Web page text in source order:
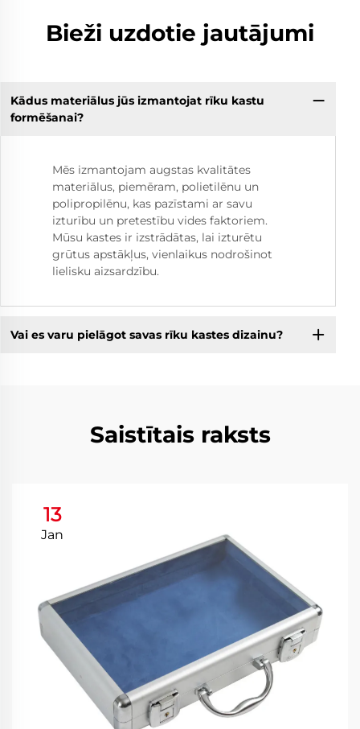
Bieži uzdotie jautājumi
Kādus materiālus jūs izmantojat rīku kastu
formēšanai?
Mēs izmantojam augstas kvalitātes
materiālus, piemēram, polietilēnu un
polipropilēnu, kas pazīstami ar savu
izturību un pretestību vides faktoriem.
Mūsu kastes ir izstrādātas, lai izturētu
grūtus apstākļus, vienlaikus nodrošinot
lielisku aizsardzību.
Vai es varu pielāgot savas rīku kastes dizainu?
Saistītais raksts
13
Jan